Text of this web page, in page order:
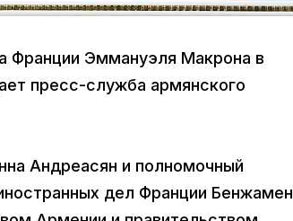
Франции Эммануэля Макрона в
пресс-служба армянского
Андреасян и полномочный
дел Франции Бенжамен